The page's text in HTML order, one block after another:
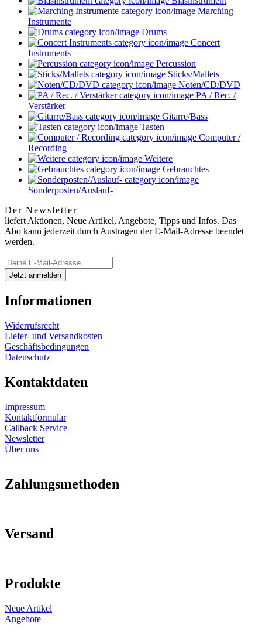
Marching
Instrumente
Drums
Concert
Instruments
Percussion
Sticks/Mallets
Noten/CD/DVD
PA / Rec. /
Verstärker
Gitarre/Bass
Tasten
Computer /
Recording
Weitere
Gebrauchtes
Sonderposten/Auslauf-
Der Newsletter
liefert Aktionen, Neue Artikel, Angebote, Tipps und Infos. Das
Abo kann jederzeit durch Austragen der E-Mail-Adresse beendet
werden.
Informationen
Widerrufsrecht
Liefer- und Versandkosten
Geschäftsbedingungen
Datenschutz
Kontaktdaten
Impressum
Kontaktformular
Callback Service
Newsletter
Über uns
Zahlungsmethoden
Versand
Produkte
Neue Artikel
Angebote